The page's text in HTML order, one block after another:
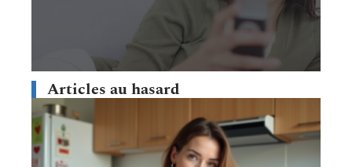
Articles au hasard